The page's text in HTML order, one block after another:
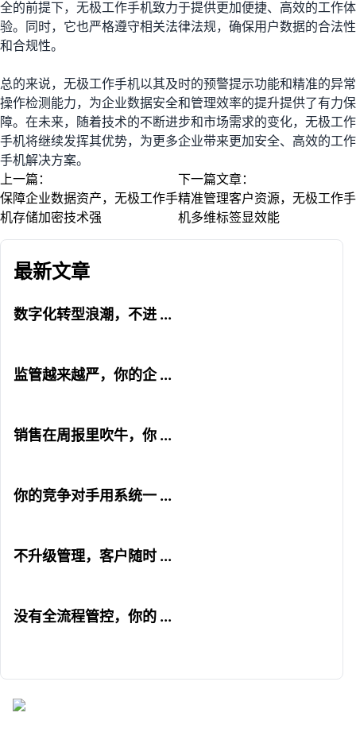
全的前提下，无极工作手机致力于提供更加便捷、高效的工作体
验。同时，它也严格遵守相关法律法规，确保用户数据的合法性
和合规性。
总的来说，无极工作手机以其及时的预警提示功能和精准的异常
操作检测能力，为企业数据安全和管理效率的提升提供了有力保
障。在未来，随着技术的不断进步和市场需求的变化，无极工作
手机将继续发挥其优势，为更多企业带来更加安全、高效的工作
手机解决方案。
上一篇：
保障企业数据资产，无极工作手
机存储加密技术强
下一篇文章：
精准管理客户资源，无极工作手
机多维标签显效能
最新文章
数字化转型浪潮，不进 ...
监管越来越严，你的企 ...
销售在周报里吹牛，你 ...
你的竞争对手用系统一 ...
不升级管理，客户随时 ...
没有全流程管控，你的 ...